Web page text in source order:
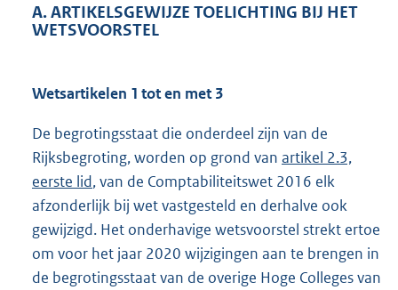
A. ARTIKELSGEWIJZE TOELICHTING BIJ HET
WETSVOORSTEL
Wetsartikelen 1 tot en met 3
De begrotingsstaat die onderdeel zijn van de
Rijksbegroting, worden op grond van artikel 2.3,
eerste lid, van de Comptabiliteitswet 2016 elk
afzonderlijk bij wet vastgesteld en derhalve ook
gewijzigd. Het onderhavige wetsvoorstel strekt ertoe
om voor het jaar 2020 wijzigingen aan te brengen in
de begrotingsstaat van de overige Hoge Colleges van